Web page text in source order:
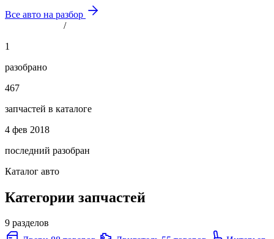
Все авто на разбор
/
1
разобрано
467
запчастей в каталоге
4 фев 2018
последний разобран
Каталог авто
Категории запчастей
9 разделов